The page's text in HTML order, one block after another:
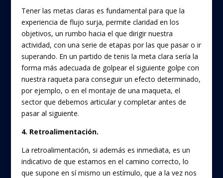
Tener las metas claras es fundamental para que la
experiencia de flujo surja, permite claridad en los
objetivos, un rumbo hacia el que dirigir nuestra
actividad, con una serie de etapas por las que pasar o ir
superando. En un partido de tenis la meta clara sería la
forma más adecuada de golpear el siguiente golpe con
nuestra raqueta para conseguir un efecto determinado,
por ejemplo, o en el montaje de una maqueta, el
sector que debemos articular y completar antes de
pasar al siguiente.
4. Retroalimentación.
La retroalimentación, si además es inmediata, es un
indicativo de que estamos en el camino correcto, lo
que supone en sí mismo un estímulo, que a la vez nos